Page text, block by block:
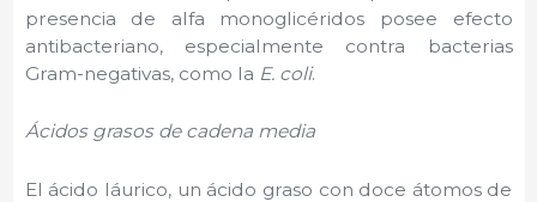
presencia de alfa monoglicéridos posee efecto
antibacteriano, especialmente contra bacterias
Gram-negativas, como la E. coli.
Ácidos grasos de cadena media
El ácido láurico, un ácido graso con doce átomos de